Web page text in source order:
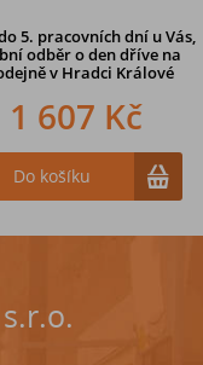
5. pracovních dní u Vás,
odběr o den dříve na
v Hradci Králové
1 607 Kč
Do košíku
242 Kč
Do košíku